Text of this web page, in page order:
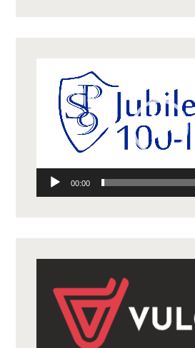
video
00:00